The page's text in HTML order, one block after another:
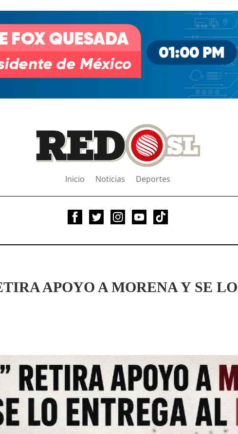
Inicio Noticias Deportes
APOYO A MORENA Y SE